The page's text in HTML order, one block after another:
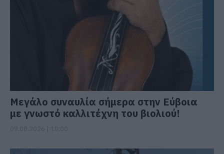
Μεγάλο συναυλία σήμερα στην Εύβοια
με γνωστό καλλιτέχνη του βιολιού!